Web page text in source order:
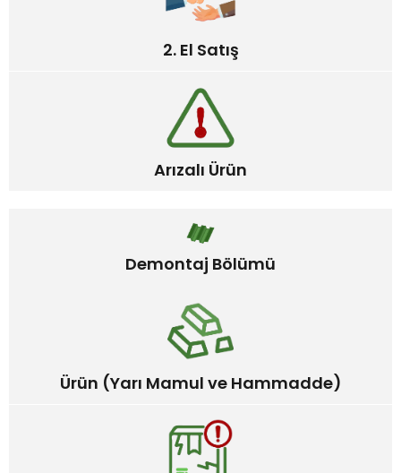
2. El Satış
Arızalı Ürün
Demontaj Bölümü
Ürün (Yarı Mamul ve Hammadde)